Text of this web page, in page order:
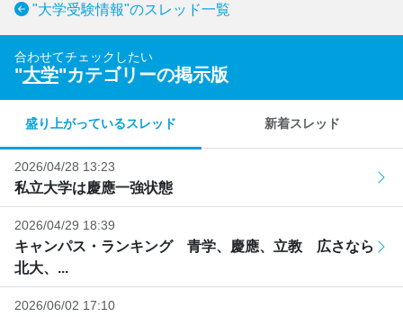
"大学受験情報"のスレッド一覧
合わせてチェックしたい
"大学"カテゴリーの掲示版
盛り上がっているスレッド 新着スレッド
2026/04/28 13:23
私立大学は慶應一強状態
2026/04/29 18:39
キャンパス・ランキング 青学、慶應、立教 広さなら
北大、...
2026/06/02 17:10